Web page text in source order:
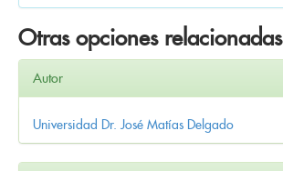
Otras opciones relacionadas
Autor
Universidad Dr. José Matías Delgado